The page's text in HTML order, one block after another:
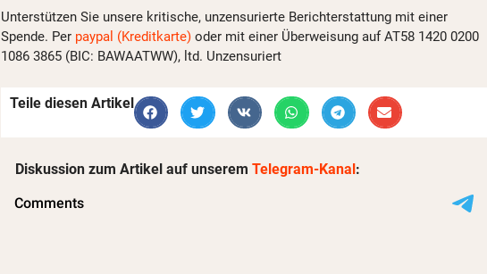
Unterstützen Sie unsere kritische, unzensurierte Berichterstattung mit einer
Spende. Per paypal (Kreditkarte) oder mit einer Überweisung auf AT58 1420 0200
1086 3865 (BIC: BAWAATWW), ltd. Unzensuriert
Teile diesen Artikel
Diskussion zum Artikel auf unserem Telegram-Kanal: